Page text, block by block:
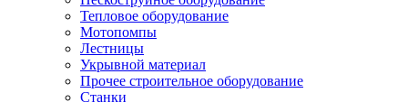
Тепловое оборудование
Мотопомпы
Лестницы
Укрывной материал
Прочее строительное оборудование
Станки